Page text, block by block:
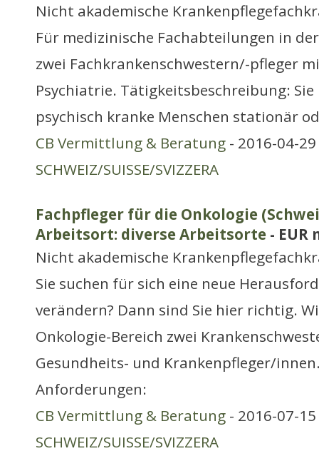
Nicht akademische
Für medizinische Fachabteilungen in
zwei Fachkrankenschwestern/-pfleger
Psychiatrie. Tätigkeitsbeschreibung:
psychisch kranke Menschen stationär
CB Vermittlung & Beratung - 2016-04-
SCHWEIZ/SUISSE/SVIZZERA
Fachpfleger für die Onkologie
Arbeitsort: diverse Arbeitsorte -
Nicht akademische
Sie suchen für sich eine neue
verändern? Dann sind Sie hier richtig.
Onkologie-Bereich zwei
Gesundheits- und Krankenpfleger/
Anforderungen:
CB Vermittlung & Beratung - 2016-07-
SCHWEIZ/SUISSE/SVIZZERA